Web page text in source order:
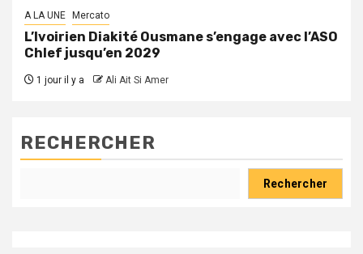
A LA UNE Mercato
L’Ivoirien Diakité Ousmane s’engage avec l’ASO
Chlef jusqu’en 2029
1 jour il y a Ali Ait Si Amer
RECHERCHER
Rechercher